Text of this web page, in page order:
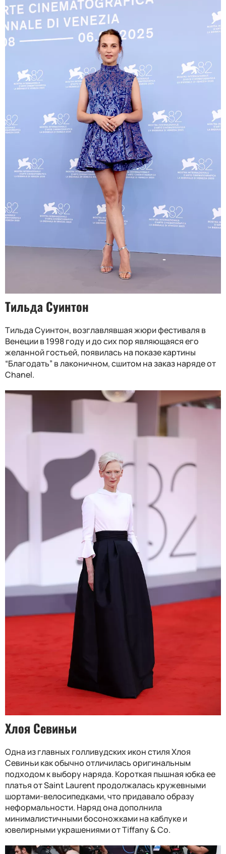
Тильда Суинтон
Тильда Суинтон, возглавлявшая жюри фестиваля в
Венеции в 1998 году и до сих пор являющаяся его
желанной гостьей, появилась на показе картины
“Благодать” в лаконичном, сшитом на заказ наряде от
Chanel.
Хлоя Севиньи
Одна из главных голливудских икон стиля Хлоя
Севиньи как обычно отличилась оригинальным
подходом к выбору наряда. Короткая пышная юбка ее
платья от Saint Laurent продолжалась кружевными
шортами-велосипедками, что придавало образу
неформальности. Наряд она дополнила
минималистичными босоножками на каблуке и
ювелирными украшениями от Tiffany & Co.